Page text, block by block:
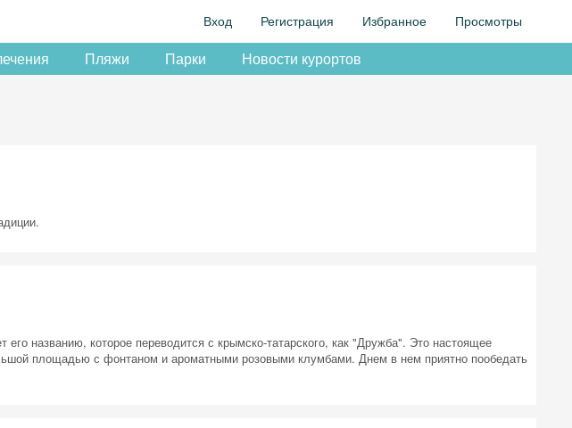
Вход Регистрация Избранное Просмотры
Пляжи Парки Новости курортов
названию, которое переводится с крымско-татарского, как "Дружба". Это настоящее
площадью с фонтаном и ароматными розовыми клумбами. Днем в нем приятно пообедать